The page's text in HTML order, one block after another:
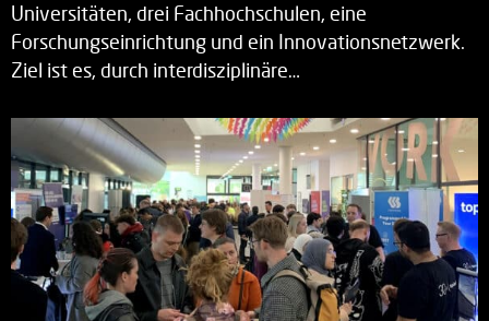
Universitäten, drei Fachhochschulen, eine
Forschungseinrichtung und ein Innovationsnetzwerk.
Ziel ist es, durch interdisziplinäre…